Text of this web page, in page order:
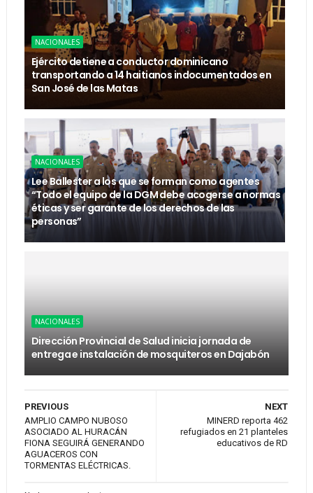
NACIONALES
Ejército detiene a conductor dominicano
transportando a 14 haitianos indocumentados en
San José de las Matas
NACIONALES
Lee Ballester a los que se forman como agentes
“Todo el equipo de la DGM debe acogerse a normas
éticas y ser garante de los derechos de las
personas”
NACIONALES
Dirección Provincial de Salud inicia jornada de
entrega e instalación de mosquiteros en Dajabón
NEXT
MINERD reporta 462
refugiados en 21 planteles
educativos de RD
PREVIOUS
AMPLIO CAMPO NUBOSO
ASOCIADO AL HURACÁN
FIONA SEGUIRÁ GENERANDO
AGUACEROS CON
TORMENTAS ELÉCTRICAS.